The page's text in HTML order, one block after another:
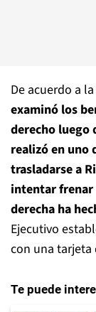
De acuerdo a
examinó los
derecho luego
realizó en uno
trasladarse a
intentar frenar
derecha ha
Ejecutivo
con una tarjeta
Te puede